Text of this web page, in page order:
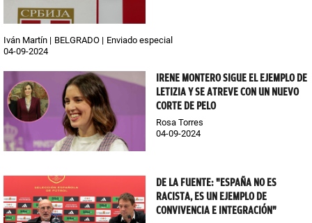
Iván Martín BELGRADO
Enviado especial
04-09-2024
IRENE MONTERO SIGUE EL EJEMPLO DE
LETIZIA Y SE ATREVE CON UN NUEVO
CORTE DE PELO
Rosa Torres
04-09-2024
DE LA FUENTE: "ESPAÑA NO ES
RACISTA, ES UN EJEMPLO DE
CONVIVENCIA E INTEGRACIÓN"